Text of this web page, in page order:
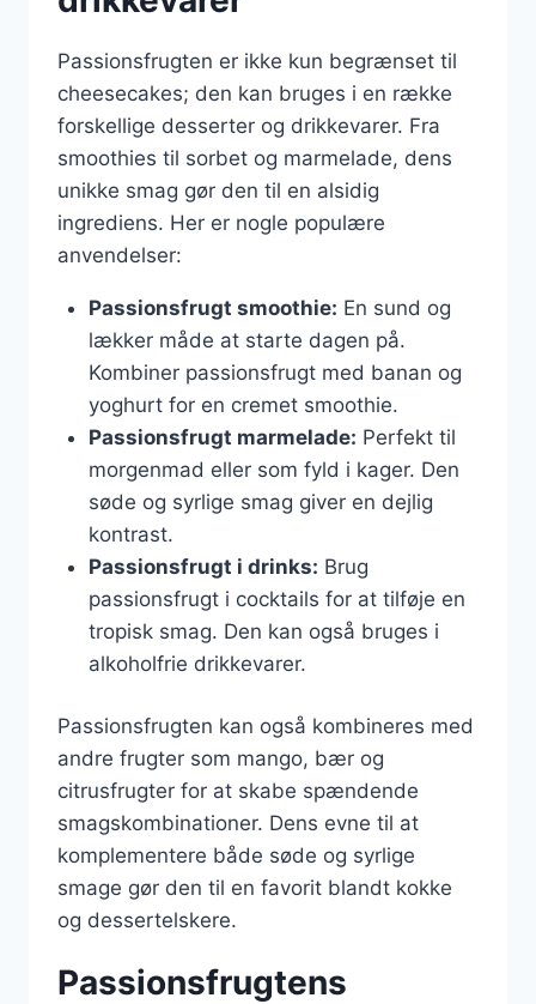
Passionsfrugten er ikke kun begrænset til
cheesecakes; den kan bruges i en række
forskellige desserter og drikkevarer. Fra
smoothies til sorbet og marmelade, dens
unikke smag gør den til en alsidig
ingrediens. Her er nogle populære
anvendelser:
Passionsfrugt smoothie: En sund og
lækker måde at starte dagen på.
Kombiner passionsfrugt med banan og
yoghurt for en cremet smoothie.
Passionsfrugt marmelade: Perfekt til
morgenmad eller som fyld i kager. Den
søde og syrlige smag giver en dejlig
kontrast.
Passionsfrugt i drinks: Brug
passionsfrugt i cocktails for at tilføje en
tropisk smag. Den kan også bruges i
alkoholfrie drikkevarer.
Passionsfrugten kan også kombineres med
andre frugter som mango, bær og
citrusfrugter for at skabe spændende
smagskombinationer. Dens evne til at
komplementere både søde og syrlige
smage gør den til en favorit blandt kokke
og dessertelskere.
Passionsfrugtens